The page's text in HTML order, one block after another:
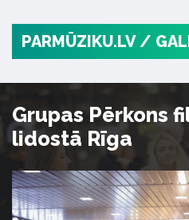
PARMŪZIKU.LV /
Grupas Pērkons
lidostā Rīga